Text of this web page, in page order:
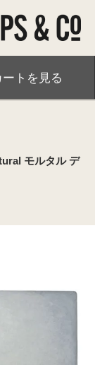
ートを見る
モルタル デ